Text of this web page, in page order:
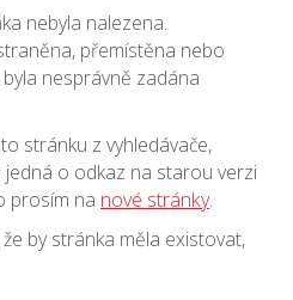
nebyla nalezena.
přemístěna nebo
nesprávně zadána
stránku z vyhledávače,
o odkaz na starou verzi
prosím na nové stránky.
by stránka měla existovat,